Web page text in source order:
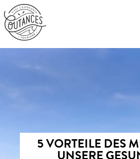
Aller
au
contenu
principal
5 VORTEILE DES
UNSERE